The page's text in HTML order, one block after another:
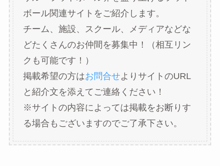
ボール関連サイトをご紹介します。
チーム、施設、スクール、メディアなどな
どたくさんのお仲間を募集中！（相互リン
クも可能です！）
掲載希望の方はお問合せよりサイトのURL
と紹介文を添えてご連絡ください！
※サイトの内容によっては掲載をお断りす
る場合もございますのでご了承下さい。